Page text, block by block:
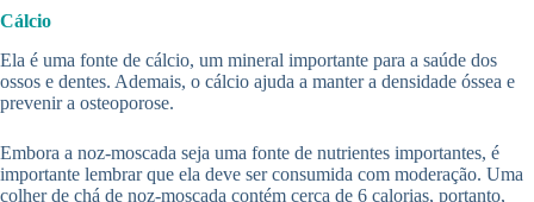
Cálcio
Ela é uma fonte de cálcio, um mineral importante para a saúde dos
ossos e dentes. Ademais, o cálcio ajuda a manter a densidade óssea e
prevenir a osteoporose.
Embora a noz-moscada seja uma fonte de nutrientes importantes, é
importante lembrar que ela deve ser consumida com moderação. Uma
colher de chá de noz-moscada contém cerca de 6 calorias, portanto,